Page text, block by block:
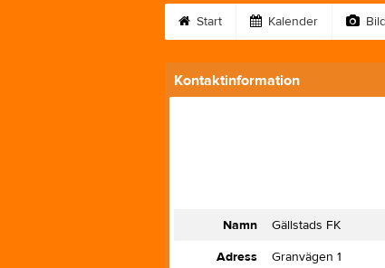
Start Kalender
Kontaktinformation
Namn
Gällstads FK
Adress
Granvägen 1